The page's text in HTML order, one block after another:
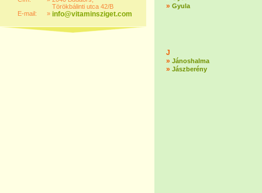
E-mail:
»
Törökbálinti utca 42/B
info@vitaminsziget.com
» Gyula
J
» Jánoshalma
» Jászberény